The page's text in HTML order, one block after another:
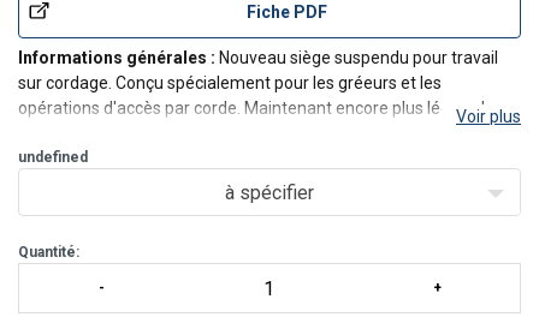
Fiche PDF
Informations générales : Nouveau siège suspendu pour travail
sur cordage. Conçu spécialement pour les gréeurs et les
opérations d'accès par corde. Maintenant encore plus léger, plus
aluminium. Réglage individuel.
Voir plus
undefined
à spécifier
Quantité: